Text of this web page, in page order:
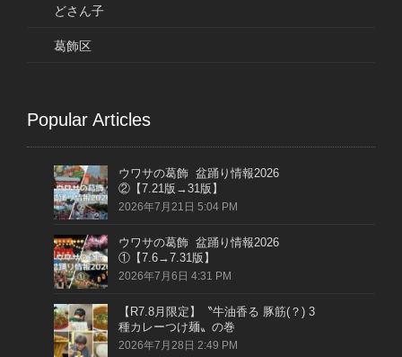
どさん子
葛飾区
Popular Articles
ウワサの葛飾 盆踊り情報2026
②【7.21版→31版】
2026年7月21日 5:04 PM
ウワサの葛飾 盆踊り情報2026
①【7.6→7.31版】
2026年7月6日 4:31 PM
【R7.8月限定】〝牛油香る 豚筋(？) 3
種カレーつけ麺〟の巻
2026年7月28日 2:49 PM